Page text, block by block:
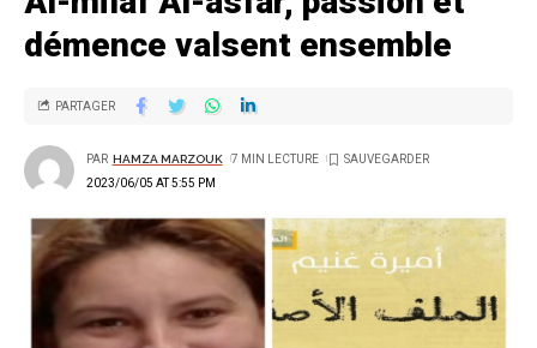
démence valsent ensemble
2023/06/05 AT 5:55 PM
PAR HAMZA MARZOUK 7 MIN LECTURE
PARTAGER